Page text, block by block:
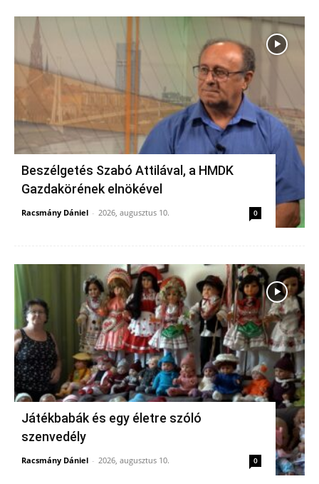
Beszélgetés Szabó Attilával, a HMDK
Gazdakörének elnökével
Racsmány Dániel - 2026, augusztus 10. 0
Játékbabák és egy életre szóló
szenvedély
Racsmány Dániel - 2026, augusztus 10. 0